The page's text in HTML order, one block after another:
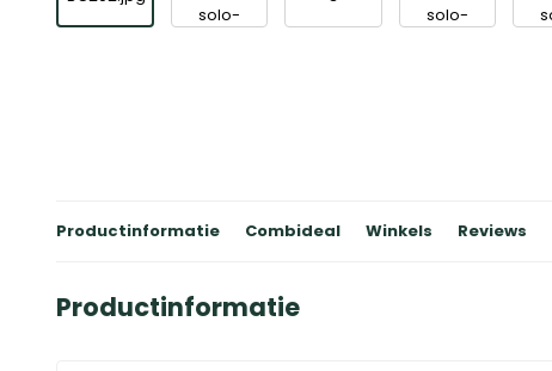
Productinformatie Combideal Winkels Reviews
Productinformatie